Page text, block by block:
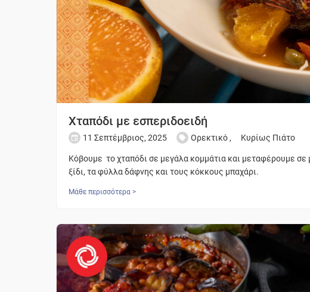
Χταπόδι με εσπεριδοειδή
11 Σεπτέμβριος, 2025 Ορεκτικό, Κυρίως Πιάτο
Κόβουμε το χταπόδι σε μεγάλα κομμάτια και μεταφέρουμε
ξίδι, τα φύλλα δάφνης και τους κόκκους μπαχάρι.
Μάθε περισσότερα >